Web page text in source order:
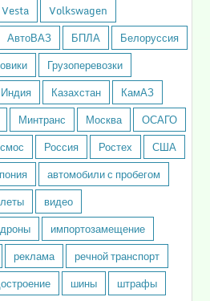
Volkswagen
АвтоВАЗ БПЛА
Белоруссия
Грузоперевозки
Индия Казахстан
КамАЗ
Минтранс Москва
ОСАГО
Россия Ростех
США
автомобили с пробегом
видео
дроны
импортозамещение
реклама
речной транспорт
шины штрафы